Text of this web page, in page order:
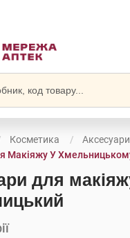
Косметика
Макіяжу У
для